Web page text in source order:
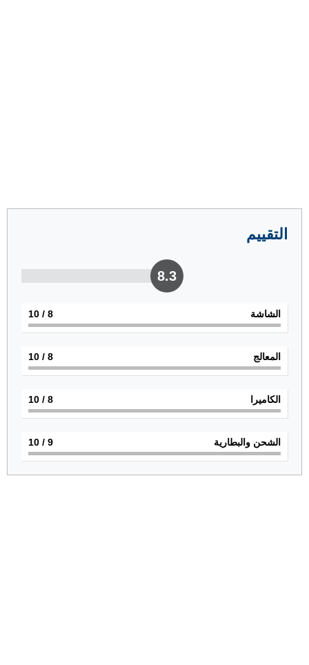
التقييم
8.3
الشاشة 8
/ 10
المعالج 8
/ 10
الكاميرا 8
/ 10
الشحن والبطارية 9
/ 10